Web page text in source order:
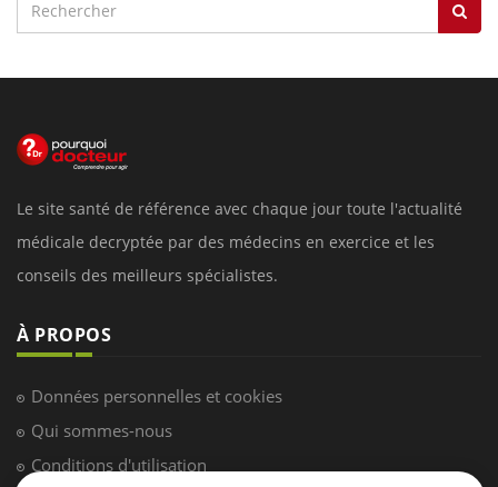
Le site santé de référence avec chaque jour toute l'actualité
médicale decryptée par des médecins en exercice et les
conseils des meilleurs spécialistes.
À PROPOS
Données personnelles et cookies
Qui sommes-nous
Conditions d'utilisation